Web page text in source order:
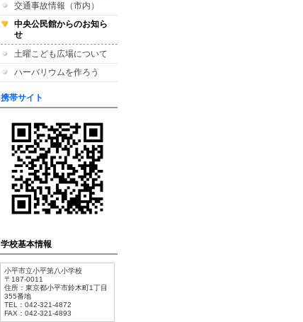
交通事故情報（市内）
中央公民館からのお知ら
せ
土曜こども広場について
ハーバリウムを作ろう
携帯サイト
学校基本情報
小平市立小平第八小学校
〒187-0011
住所：東京都小平市鈴木町1丁目
355番地
TEL：042-321-4872
FAX：042-321-4893